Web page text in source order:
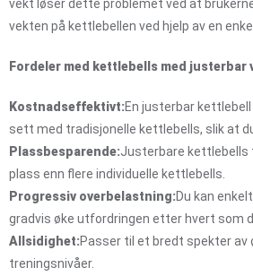
vekt løser dette problemet ved at
vekten på kettlebellen ved hjelp av en
Fordeler med kettlebells med justerbar
Kostnadseffektivt:En justerbar
sett med tradisjonelle kettlebells, slik at
Plassbesparende:Justerbare kettlebells
plass enn flere individuelle kettlebells.
Progressiv overbelastning:Du kan
gradvis øke utfordringen etter hvert som
Allsidighet:Passer til et bredt spekter av
treningsnivåer.